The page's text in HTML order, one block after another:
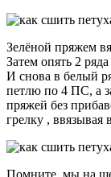
Зелёной пряжем
Затем опять 2
И снова в белый
петлю по 4 ПС, а
пряжей без
грелку ,
Помните, мы на